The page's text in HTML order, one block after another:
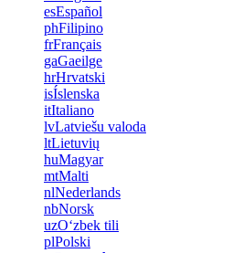
esEspañol
phFilipino
frFrançais
gaGaeilge
hrHrvatski
isÍslenska
itItaliano
lvLatviešu valoda
ltLietuvių
huMagyar
mtMalti
nlNederlands
nbNorsk
uzOʻzbek tili
plPolski